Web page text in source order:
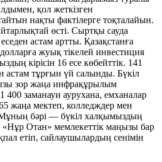
қол жеткізген
нақты фактілерге тоқталайын.
өсті. Сыртқы сауда
астам артты. Қазақстанға
жуық тікелей инвестиция
кірісін 16 есе көбейттік. 141
тұрғын үй салынды. Бүкіл
зор жаңа инфрақұрылым
400 заманауи аурухана, емханалар
жаңа мектеп, колледждер мен
бәрі — бүкіл халқымыздың
«Нұр Отан» мемлекеттік маңызы бар
етіп, сайлаушылардың сенімін